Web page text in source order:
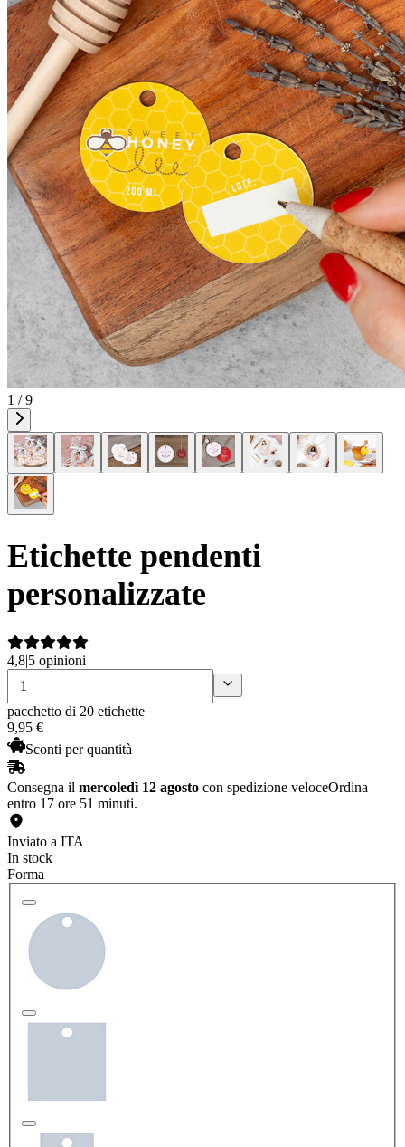
1 / 9
Etichette pendenti
personalizzate
4,8|5 opinioni
pacchetto di 20 etichette
9,95 €
Sconti per quantità
Consegna il mercoledì 12 agosto con spedizione veloceOrdina
entro 17 ore 51 minuti.
Inviato a ITA
In stock
Forma